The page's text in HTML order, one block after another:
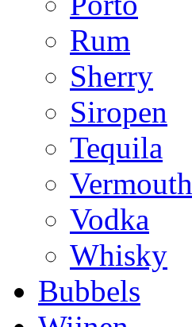
Rum
Sherry
Siropen
Tequila
Vermouth
Vodka
Whisky
Bubbels